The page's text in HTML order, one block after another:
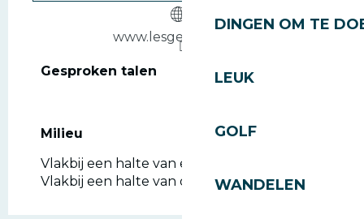
DINGEN OM TE
LEUK
GOLF
WANDELEN
www.lesgets-mairie.fr
Gesproken talen
Gesproken talen
Milieu
Milieu
Vlakbij een halte van een pendelbus
Vlakbij een halte van openbaar vervoer